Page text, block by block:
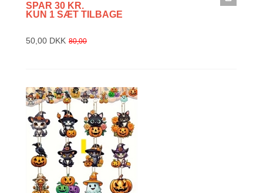
SPAR 30 KR.
KUN 1 SÆT TILBAGE
50,00 DKK 80,00